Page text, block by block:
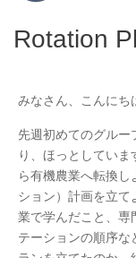
Rotation
みなさん、こんにち
先週初めてのグルー
り、ほっとしてい
ら有機農業へ転換
ション）計画を立
業で学んだこと、専
テーションの順序